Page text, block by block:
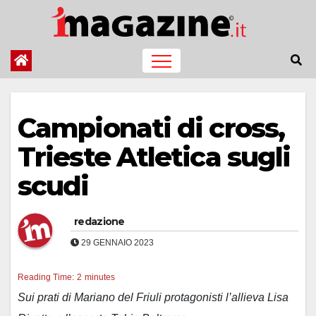
contenuto
Campionati di cross,
Trieste Atletica sugli
scudi
redazione
29 GENNAIO 2023
Reading Time: 2 minutes
Sui prati di Mariano del Friuli protagonisti l’allieva Lisa